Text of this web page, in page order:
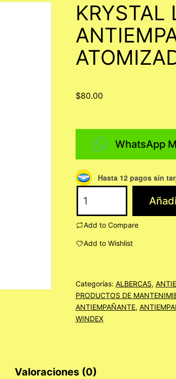
KRYSTAL
$80.00
WhatsApp
Hasta 12 pagos sin
LENS
ANTIEMPAÑANTE
250
cantidad
Add to Compare
Add to Wishlist
Categorías: ALBERCAS,
PRODUCTOS DE
ANTIEMPAÑANTE,
WINDEX
Valoraciones (0)